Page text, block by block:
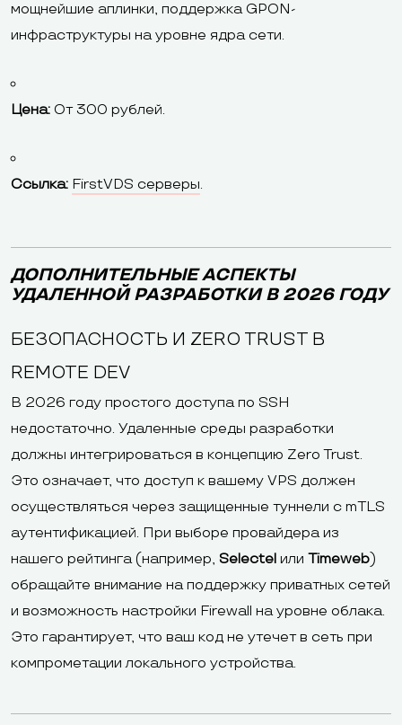
мощнейшие аплинки, поддержка GPON-
инфраструктуры на уровне ядра сети.
Цена: От 300 рублей.
Ссылка: FirstVDS серверы.
ДОПОЛНИТЕЛЬНЫЕ АСПЕКТЫ
УДАЛЕННОЙ РАЗРАБОТКИ В 2026 ГОДУ
БЕЗОПАСНОСТЬ И ZERO TRUST В
REMOTE DEV
В 2026 году простого доступа по SSH
недостаточно. Удаленные среды разработки
должны интегрироваться в концепцию Zero Trust.
Это означает, что доступ к вашему VPS должен
осуществляться через защищенные туннели с mTLS
аутентификацией. При выборе провайдера из
нашего рейтинга (например, Selectel или Timeweb)
обращайте внимание на поддержку приватных сетей
и возможность настройки Firewall на уровне облака.
Это гарантирует, что ваш код не утечет в сеть при
компрометации локального устройства.